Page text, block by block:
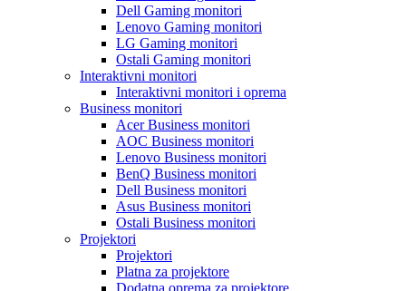
Dell Gaming monitori
Lenovo Gaming monitori
LG Gaming monitori
Ostali Gaming monitori
Interaktivni monitori
Interaktivni monitori i oprema
Business monitori
Acer Business monitori
AOC Business monitori
Lenovo Business monitori
BenQ Business monitori
Dell Business monitori
Asus Business monitori
Ostali Business monitori
Projektori
Projektori
Platna za projektore
Dodatna oprema za projektore